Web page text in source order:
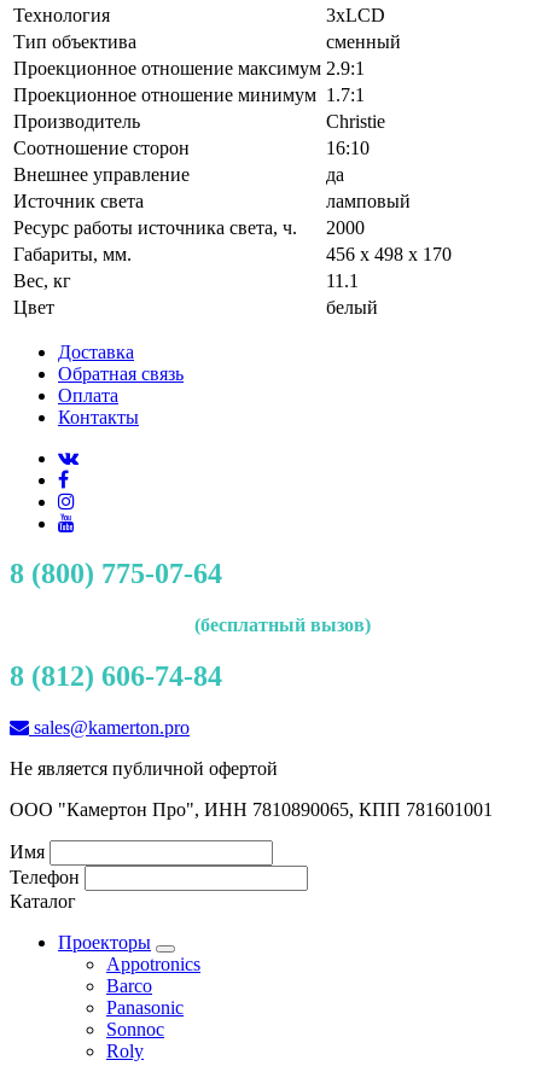
Технология
3xLCD
Тип объектива
сменный
Проекционное отношение максимум 2.9:1
Проекционное отношение минимум 1.7:1
Производитель
Christie
Соотношение сторон
16:10
Внешнее управление
да
Источник света
ламповый
Ресурс работы источника света, ч.
2000
Габариты, мм.
456 x 498 x 170
Вес, кг
11.1
Цвет
белый
Доставка
Обратная связь
Оплата
Контакты
8 (800) 775-07-64
(бесплатный вызов)
8 (812) 606-74-84
sales@kamerton.pro
Не является публичной офертой
ООО "Камертон Про", ИНН 7810890065, КПП 781601001
Имя
Телефон
Каталог
Проекторы
Appotronics
Barco
Panasonic
Sonnoc
Roly